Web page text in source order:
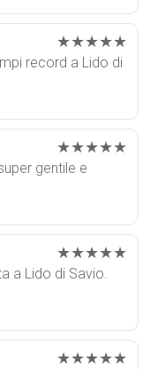
★★★★★
record a Lido di
★★★★★
gentile e
★★★★★
a Lido di Savio.
★★★★★